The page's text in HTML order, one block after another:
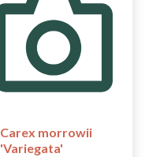
Carex morrowii
'Variegata'